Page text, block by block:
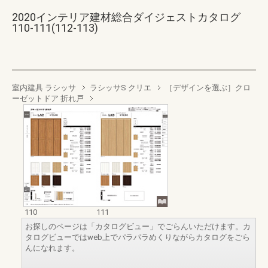
2020インテリア建材総合ダイジェストカタログ
110-111(112-113)
室内建具 ラシッサ ラシッサS クリエ
［デザインを選ぶ］クロ
ーゼットドア 折れ戸
110
111
お探しのページは「カタログビュー」でごらんいただけます。カ
タログビューではweb上でパラパラめくりながらカタログをごら
んになれます。